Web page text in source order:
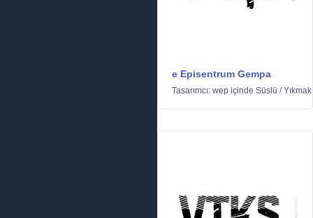
e Episentrum Gempa
Tasarımcı: wep içinde Süslü /Yıkmak